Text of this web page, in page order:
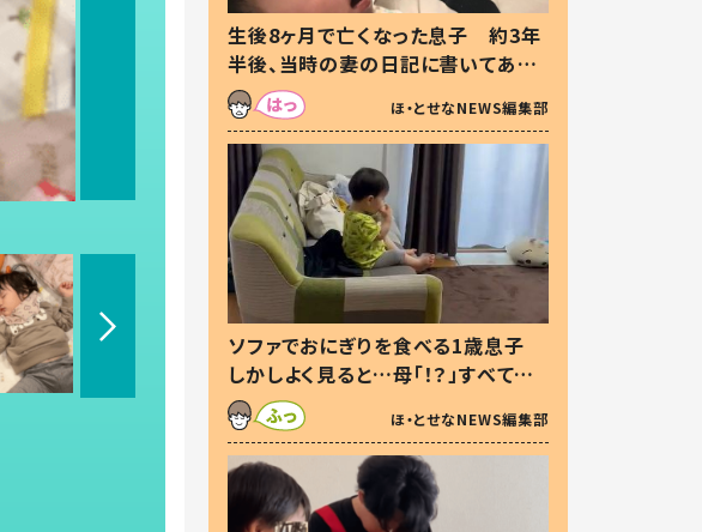
生後8ヶ月で亡くなった息子 約3年
半後、当時の妻の日記に書いてあっ
た本音とは
ほ・とせなNEWS編集部
ソファでおにぎりを食べる1歳息子
しかしよく見ると…母「！？」すべてを
察した母の投稿に「可愛いから許
す！」「現行犯〜」
ほ・とせなNEWS編集部